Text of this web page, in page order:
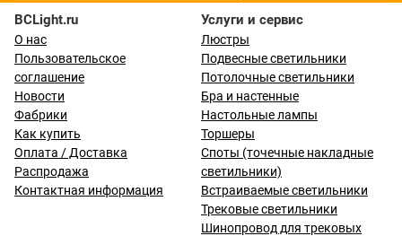
BCLight.ru
О нас
Пользовательское
соглашение
Новости
Фабрики
Как купить
Оплата / Доставка
Распродажа
Контактная информация
Услуги и сервис
Люстры
Подвесные светильники
Потолочные светильники
Бра и настенные
Настольные лампы
Торшеры
Споты (точечные накладные
светильники)
Встраиваемые светильники
Трековые светильники
Шинопровод для трековых